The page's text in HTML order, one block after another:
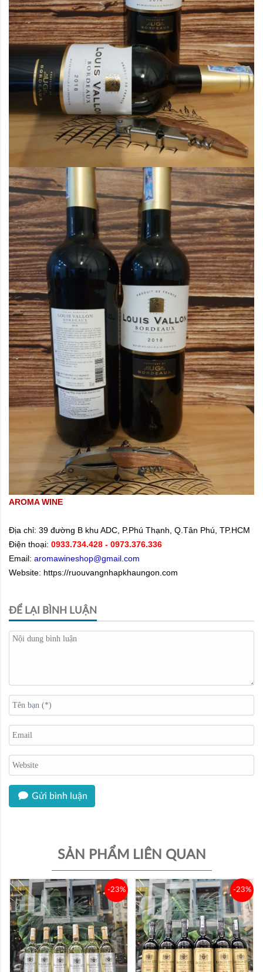
AROMA WINE
Địa chỉ: 39 đường B khu ADC, P.Phú Thạnh, Q.Tân Phú, TP.HCM
Điện thoại: 0933.734.428 - 0973.376.336
Email: aromawineshop@gmail.com
Website: https://ruouvangnhapkhaungon.com
ĐỂ LẠI BÌNH LUẬN
Gửi bình luận
SẢN PHẨM LIÊN QUAN
-23% -23%